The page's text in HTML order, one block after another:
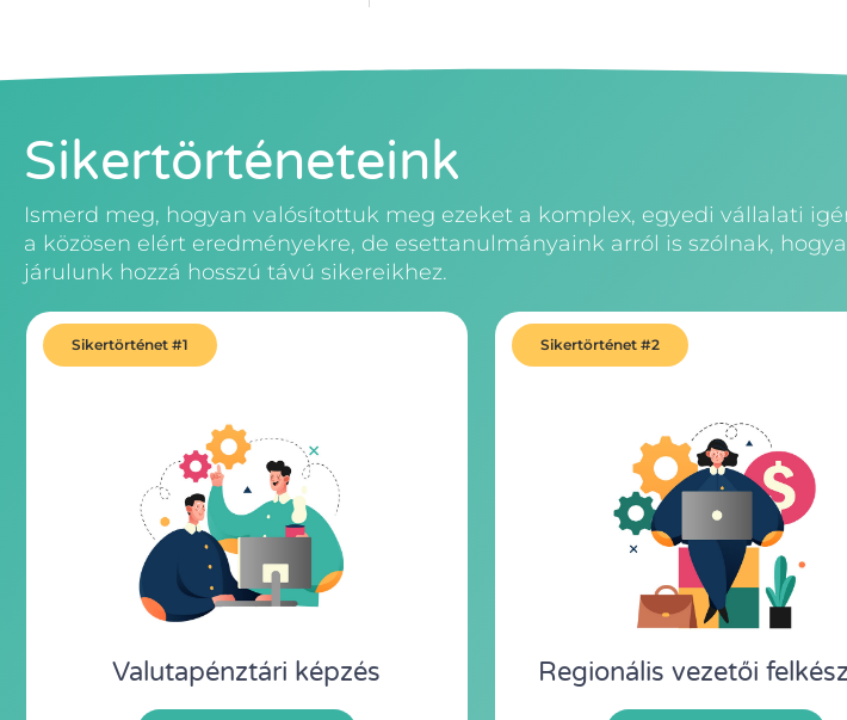
Sikertörténeteink
Ismerd meg, hogyan valósítottuk meg ezeket a komplex, egyedi vállalati
a közösen elért eredményekre, de esettanulmányaink arról is szólnak,
járulunk hozzá hosszú távú sikereikhez.
Sikertörténet #1
Valutapénztári képzés
Sikertörténet #2
Regionális vezetői